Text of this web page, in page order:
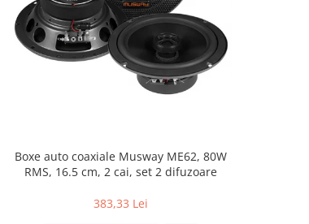
Boxe auto coaxiale Musway ME62, 80W
RMS, 16.5 cm, 2 cai, set 2 difuzoare
383,33 Lei